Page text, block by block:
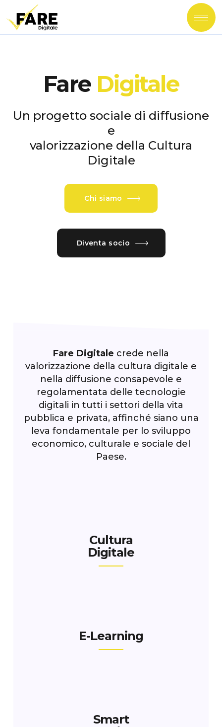
Fare Digitale
Un progetto sociale di diffusione
e
valorizzazione della Cultura
Digitale
Chi siamo
Diventa socio
Fare Digitale crede nella
valorizzazione della cultura digitale e
nella diffusione consapevole e
regolamentata delle tecnologie
digitali in tutti i settori della vita
pubblica e privata, affinché siano una
leva fondamentale per lo sviluppo
economico, culturale e sociale del
Paese.
Cultura
Digitale
E-Learning
Smart